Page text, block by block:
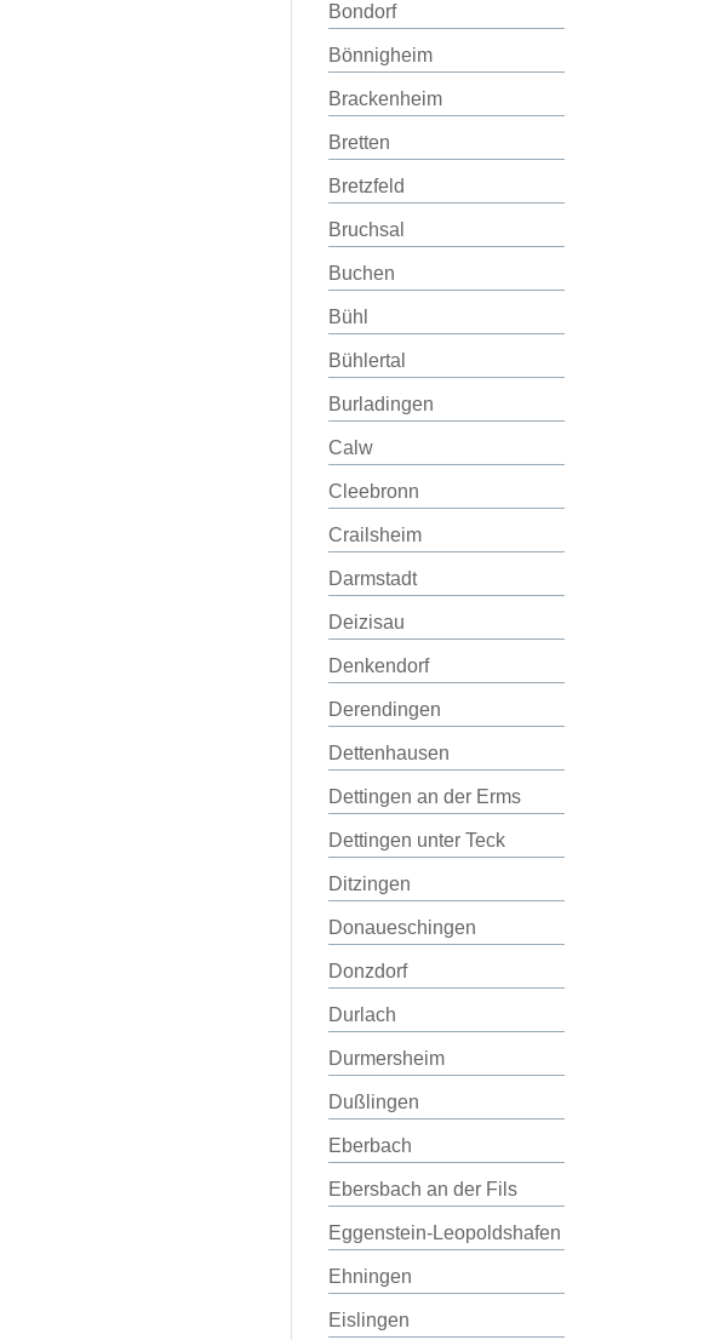
Bondorf
Bönnigheim
Brackenheim
Bretten
Bretzfeld
Bruchsal
Buchen
Bühl
Bühlertal
Burladingen
Calw
Cleebronn
Crailsheim
Darmstadt
Deizisau
Denkendorf
Derendingen
Dettenhausen
Dettingen an der Erms
Dettingen unter Teck
Ditzingen
Donaueschingen
Donzdorf
Durlach
Durmersheim
Dußlingen
Eberbach
Ebersbach an der Fils
Eggenstein-Leopoldshafen
Ehningen
Eislingen